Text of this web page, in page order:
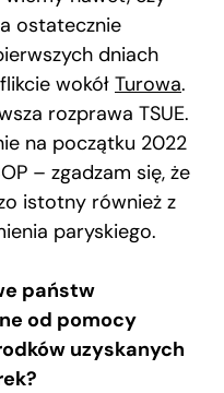
ostatecznie
dniach
wokół Turowa.
rozprawa TSUE.
na początku 2022
– zgadzam się, że
istotny również z
paryskiego.
państw
od pomocy
uzyskanych